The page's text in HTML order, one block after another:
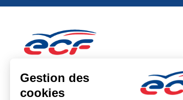
Note : 4.9/5
Moyenne calculée sur 91 avis